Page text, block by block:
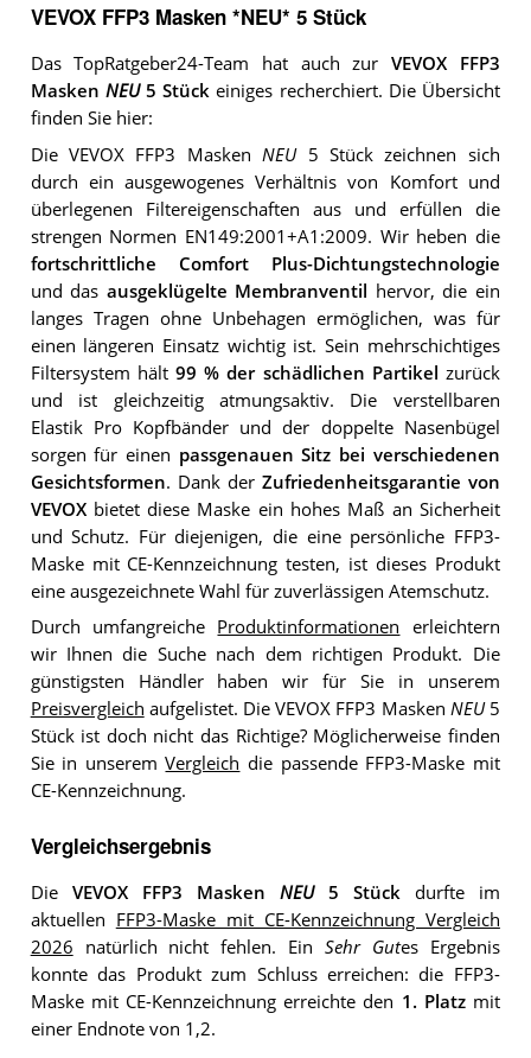
VEVOX FFP3 Masken *NEU* 5 Stück
Das TopRatgeber24-Team hat auch zurVEVOX FFP3
Masken NEU5 Stück einiges recherchiert. Die Übersicht
finden Sie hier:
Die VEVOX FFP3 Masken NEU5 Stück zeichnen sich
durch ein ausgewogenes Verhältnis von Komfort und
überlegenen Filtereigenschaften aus und erfüllen die
strengen Normen EN149:2001+A1:2009. Wir heben die
fortschrittliche Comfort Plus-Dichtungstechnologie
und das ausgeklügelte Membranventil hervor, die ein
langes Tragen ohne Unbehagen ermöglichen, was für
einen längeren Einsatz wichtig ist. Sein mehrschichtiges
Filtersystem hält99 % der schädlichen Partikel zurück
und ist gleichzeitig atmungsaktiv. Die verstellbaren
Elastik Pro Kopfbänder und der doppelte Nasenbügel
sorgen für einen passgenauen Sitz bei verschiedenen
Gesichtsformen. Dank der Zufriedenheitsgarantie von
VEVOXbietet diese Maske ein hohes Maß an Sicherheit
und Schutz. Für diejenigen, die eine persönliche FFP3-
Maske mit CE-Kennzeichnung testen, ist dieses Produkt
eine ausgezeichnete Wahl für zuverlässigen Atemschutz.
Durch umfangreiche Produktinformationen erleichtern
wir Ihnen die Suche nach dem richtigen Produkt. Die
günstigsten Händler haben wir für Sie in unserem
Preisvergleich aufgelistet. Die VEVOX FFP3 Masken NEU5
Stück ist doch nicht das Richtige? Möglicherweise finden
Sie in unseremVergleich die passende FFP3-Maske mit
CE-Kennzeichnung.
Vergleichsergebnis
Die VEVOX FFP3 Masken NEU5 Stück durfte im
aktuellen FFP3-Maske mit CE-Kennzeichnung Vergleich
2026 natürlich nicht fehlen. EinSehr Gutes Ergebnis
konnte das Produkt zum Schluss erreichen: die FFP3-
Maske mit CE-Kennzeichnung erreichte den 1. Platzmit
einer Endnote von 1,2.